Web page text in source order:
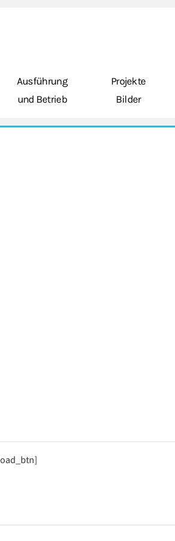
Ausführung
und Betrieb
Projekte
Bilder